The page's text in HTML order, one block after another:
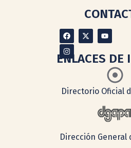
ENLACES DE
Directorio Oficial
Dirección General